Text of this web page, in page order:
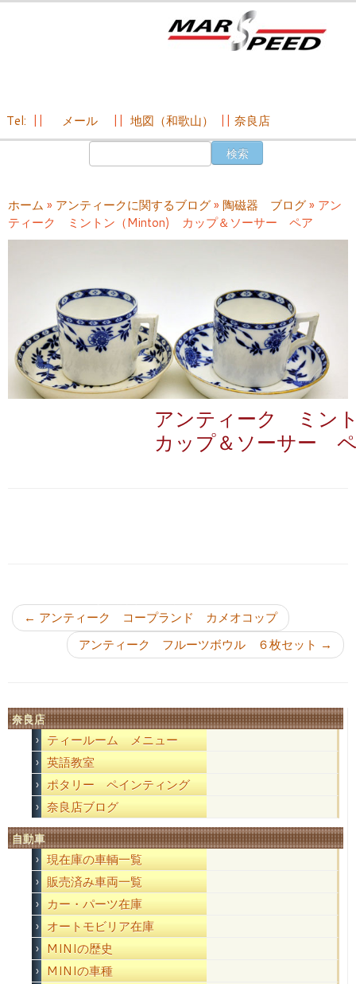
ン
ツ
へ
Tel: メール 地図（和歌山） 奈良店
ホーム » アンティークに関するブログ» 陶磁器 ブログ» アン
ティーク ミントン（Minton) カップ＆ソーサー ペア
アンティーク ミン
カップ＆ソーサー
← アンティーク コープランド カメオコップ
アンティーク フルーツボウル ６枚セット →
奈良店
ティールーム メニュー
英語教室
ポタリー ペインティング
奈良店ブログ
自動車
現在庫の車輌一覧
販売済み車両一覧
カー・パーツ在庫
オートモビリア在庫
MINIの歴史
MINIの車種